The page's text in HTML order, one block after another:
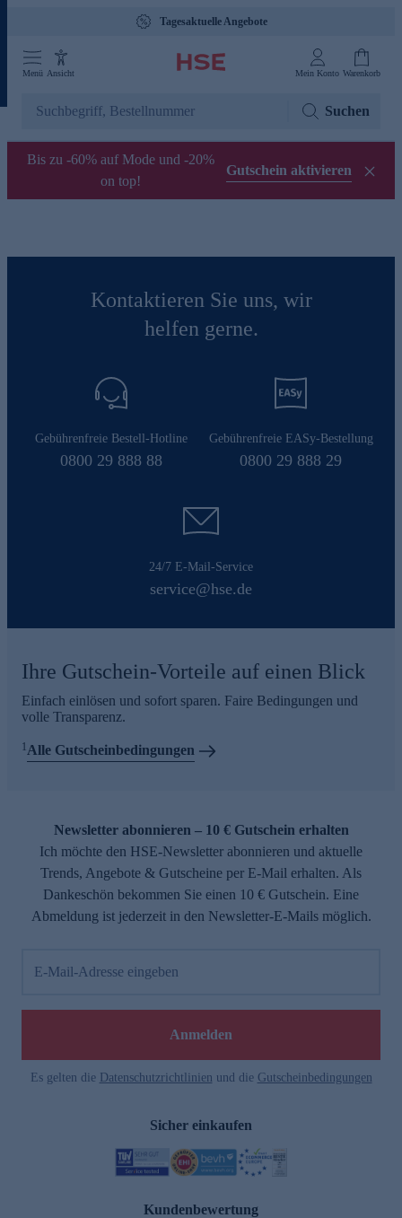
Tagesaktuelle Angebote
Menü Ansicht Mein Konto Warenkorb
Suchen
Bis zu -60% auf Mode und -20%
on top!
Gutschein aktivieren
Kontaktieren Sie uns, wir
helfen gerne.
Gebührenfreie Bestell-Hotline
0800 29 888 88
Gebührenfreie EASy-Bestellung
0800 29 888 29
24/7 E-Mail-Service
service@hse.de
Ihre Gutschein-Vorteile auf einen Blick
Einfach einlösen und sofort sparen. Faire Bedingungen und
volle Transparenz.
1Alle Gutscheinbedingungen
Newsletter abonnieren – 10 € Gutschein erhalten
Ich möchte den HSE-Newsletter abonnieren und aktuelle
Trends, Angebote & Gutscheine per E-Mail erhalten. Als
Dankeschön bekommen Sie einen 10 € Gutschein. Eine
Abmeldung ist jederzeit in den Newsletter-E-Mails möglich.
E-Mail-Adresse eingeben
Anmelden
Es gelten die Datenschutzrichtlinien und die Gutscheinbedingungen
Sicher einkaufen
Kundenbewertung